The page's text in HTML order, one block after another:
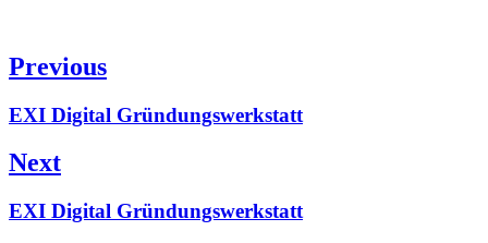
Beitragsnavigation
Previous
Previous
EXI Digital Gründungswerkstatt
Next
Next
EXI Digital Gründungswerkstatt